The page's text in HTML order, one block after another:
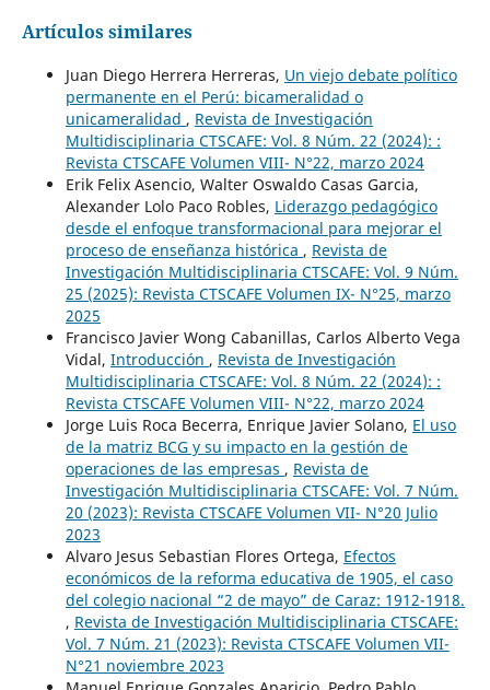
Artículos similares
Juan Diego Herrera Herreras, Un viejo debate político
permanente en el Perú: bicameralidad o
unicameralidad , Revista de Investigación
Multidisciplinaria CTSCAFE: Vol. 8 Núm. 22 (2024): :
Revista CTSCAFE Volumen VIII- N°22, marzo 2024
Erik Felix Asencio, Walter Oswaldo Casas Garcia,
Alexander Lolo Paco Robles, Liderazgo pedagógico
desde el enfoque transformacional para mejorar el
proceso de enseñanza histórica , Revista de
Investigación Multidisciplinaria CTSCAFE: Vol. 9 Núm.
25 (2025): Revista CTSCAFE Volumen IX- N°25, marzo
2025
Francisco Javier Wong Cabanillas, Carlos Alberto Vega
Vidal, Introducción , Revista de Investigación
Multidisciplinaria CTSCAFE: Vol. 8 Núm. 22 (2024): :
Revista CTSCAFE Volumen VIII- N°22, marzo 2024
Jorge Luis Roca Becerra, Enrique Javier Solano, El uso
de la matriz BCG y su impacto en la gestión de
operaciones de las empresas , Revista de
Investigación Multidisciplinaria CTSCAFE: Vol. 7 Núm.
20 (2023): Revista CTSCAFE Volumen VII- N°20 Julio
2023
Alvaro Jesus Sebastian Flores Ortega, Efectos
económicos de la reforma educativa de 1905, el caso
del colegio nacional “2 de mayo” de Caraz: 1912-1918.
, Revista de Investigación Multidisciplinaria CTSCAFE:
Vol. 7 Núm. 21 (2023): Revista CTSCAFE Volumen VII-
N°21 noviembre 2023